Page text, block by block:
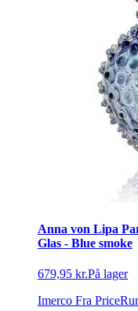
Anna von Lipa
Glas - Blue smoke
679,95 kr.På lager
Imerco Fra